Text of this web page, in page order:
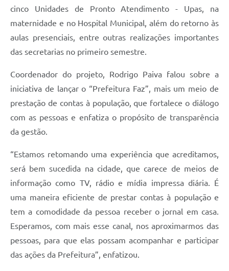
cinco Unidades de Pronto Atendimento - Upas, na
maternidade e no Hospital Municipal, além do retorno às
aulas presenciais, entre outras realizações importantes
das secretarias no primeiro semestre.
Coordenador do projeto, Rodrigo Paiva falou sobre a
iniciativa de lançar o “Prefeitura Faz”, mais um meio de
prestação de contas à população, que fortalece o diálogo
com as pessoas e enfatiza o propósito de transparência
da gestão.
“Estamos retomando uma experiência que acreditamos,
será bem sucedida na cidade, que carece de meios de
informação como TV, rádio e mídia impressa diária. É
uma maneira eficiente de prestar contas à população e
tem a comodidade da pessoa receber o jornal em casa.
Esperamos, com mais esse canal, nos aproximarmos das
pessoas, para que elas possam acompanhar e participar
das ações da Prefeitura”, enfatizou.